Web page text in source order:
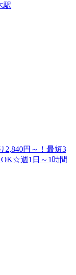
駅
2,840円～！最短3
週1日～1時間